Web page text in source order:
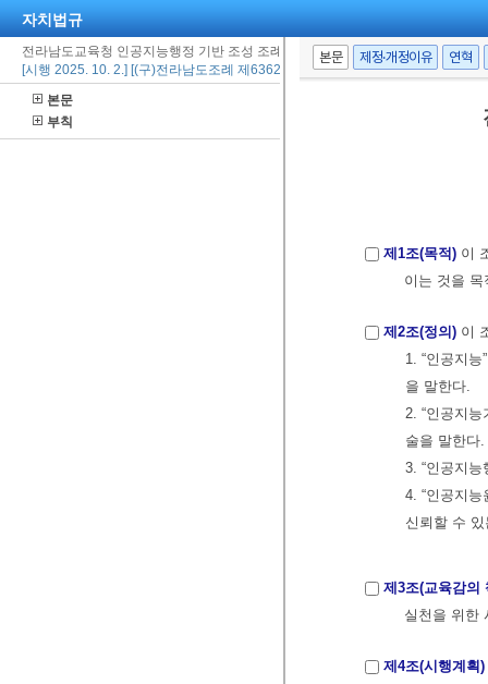
자치법규
전라남도교육청 인공지능행정 기반 조성 조례
[시행 2025. 10. 2.] [(구)전라남도조례 제6362호, 2025. 10. 2., 제정]
본문
부칙
본문 제정·개정이유 연혁
제1조(목적) 이
이는 것을
제2조(정의) 이
1. “인공지
을 말한다.
2. “인공지
술을 말한다.
3. “인공지
4. “인공지
신뢰할 수
제3조(교육감의
실천을 위한
제4조(시행계획)